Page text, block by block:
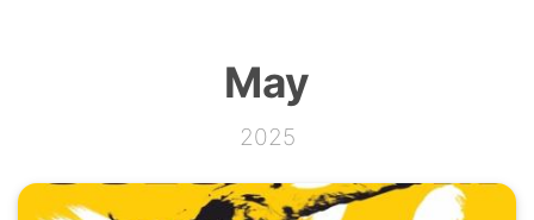
May
2025